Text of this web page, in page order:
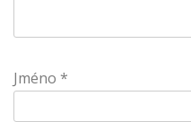
Jméno *